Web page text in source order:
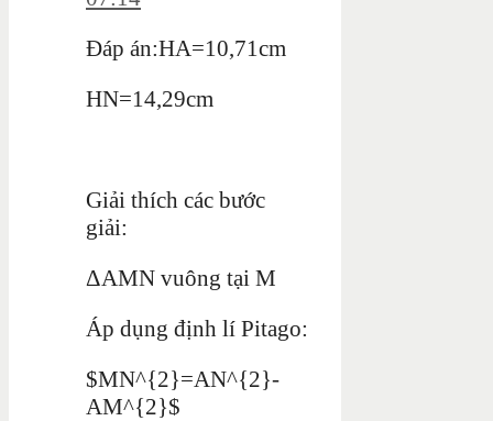
Đáp án:HA=10,71cm
HN=14,29cm
Giải thích các bước
giải:
ΔAMN vuông tại M
Áp dụng định lí Pitago:
$MN^{2}=AN^{2}-
AM^{2}$